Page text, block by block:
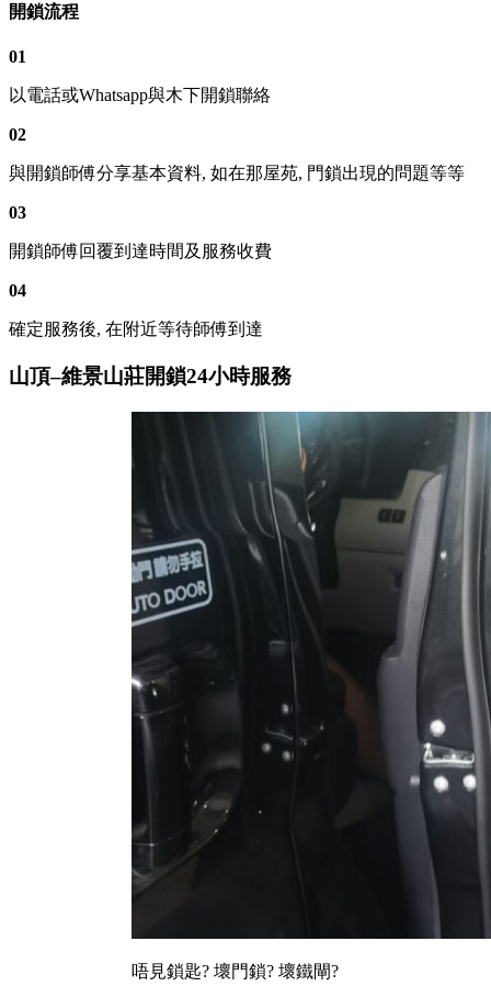
開鎖流程
01
以電話或Whatsapp與木下開鎖聯絡
02
與開鎖師傅分享基本資料, 如在那屋苑, 門鎖出現的問題等等
03
開鎖師傅回覆到達時間及服務收費
04
確定服務後, 在附近等待師傅到達
山頂–維景山莊開鎖24小時服務
唔見鎖匙? 壞門鎖? 壞鐵閘?